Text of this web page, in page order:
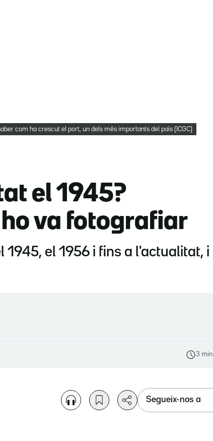
com ha crescut el port, un dels més importants del país (ICGC)
el 1945?
va fotografiar
el 1956 i fins a l'actualitat, i
3 min
Segueix-nos a